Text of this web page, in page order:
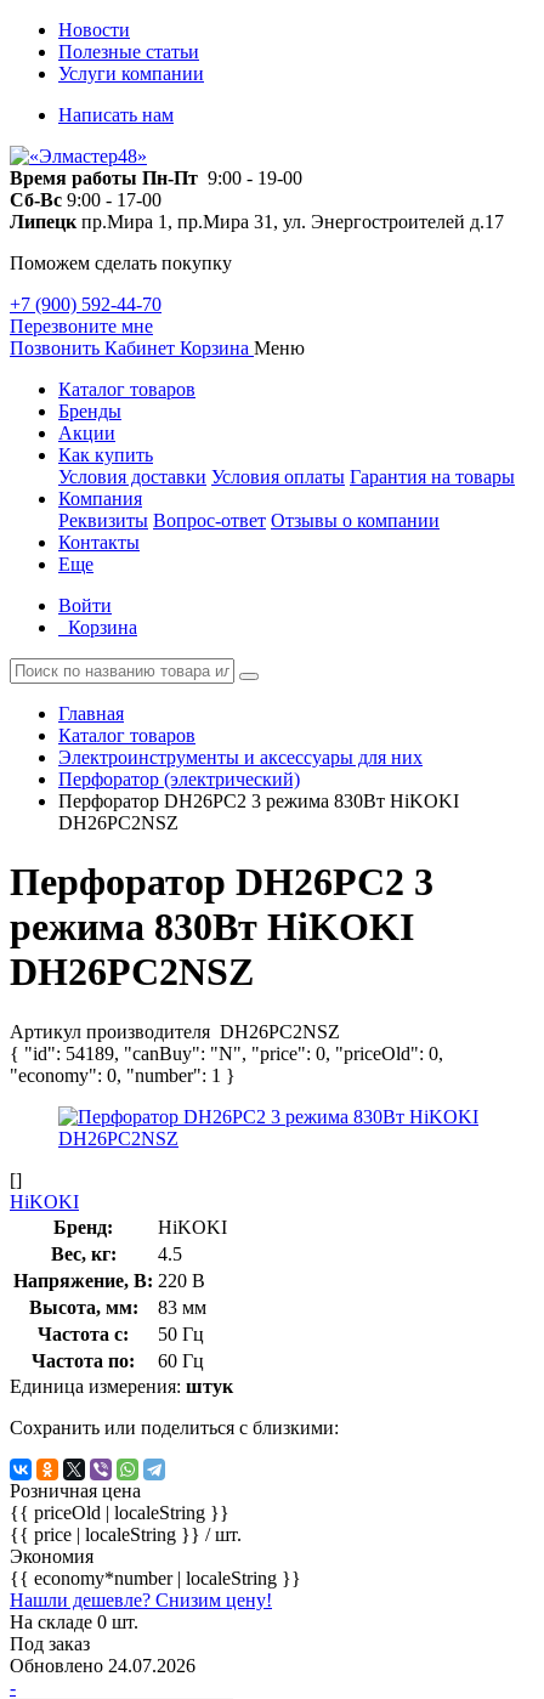
Новости
Полезные статьи
Услуги компании
Написать нам
Время работы Пн-Пт 9:00 - 19-00
Сб-Вс 9:00 - 17-00
Липецк пр.Мира 1, пр.Мира 31, ул. Энергостроителей д.17
Поможем сделать покупку
+7 (900) 592-44-70
Перезвоните мне
Позвонить Кабинет Корзина Меню
Каталог товаров
Бренды
Акции
Как купить
Условия доставки Условия оплаты Гарантия на товары
Компания
Реквизиты Вопрос-ответ Отзывы о компании
Контакты
Еще
Войти
Корзина
Главная
Каталог товаров
Электроинструменты и аксессуары для них
Перфоратор (электрический)
Перфоратор DH26PC2 3 режима 830Вт HiKOKI
DH26PC2NSZ
Перфоратор DH26PC2 3
режима 830Вт HiKOKI
DH26PC2NSZ
Артикул производителя DH26PC2NSZ
{ "id": 54189, "canBuy": "N", "price": 0, "priceOld": 0,
"economy": 0, "number": 1 }
[]
HiKOKI
Бренд:
HiKOKI
Вес, кг:
4.5
Напряжение, В: 220 В
Высота, мм:
83 мм
Частота с:
50 Гц
Частота по:
60 Гц
Единица измерения: штук
Сохранить или поделиться с близкими:
Розничная цена
{{ priceOld | localeString }}
{{ price | localeString }} / шт.
Экономия
{{ economy*number | localeString }}
Нашли дешевле? Снизим цену!
На складе 0 шт.
Под заказ
Обновлено 24.07.2026
-